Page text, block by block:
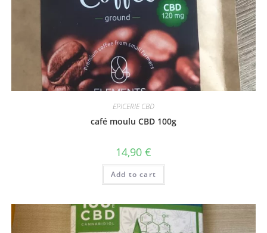
EPICERIE CBD
café moulu CBD 100g
14,90 €
Add to cart